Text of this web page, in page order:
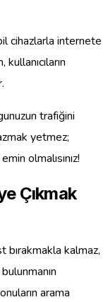
cihazlarla internete
trafiğini
yetmez;
olmalısınız!
Çıkmak
bırakmakla kalmaz,
arama